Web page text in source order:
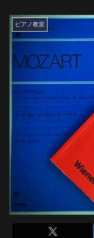
ピアノ教室